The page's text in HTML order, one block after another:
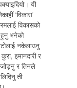
यी
‘विकास’
विकासको
हुनु भनेको
नकेलाउनु
इमानदारी र
र तिनले
ती